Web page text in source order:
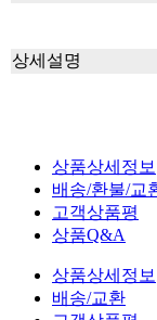
상세설명
상품상세정보
배송/환불/교
고객상품평
상품Q&A
상품상세정보
배송/교환